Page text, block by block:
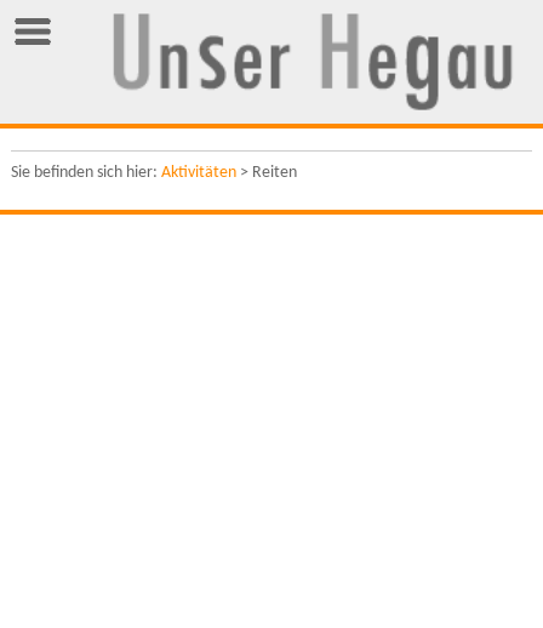
Sie befinden sich hier: Aktivitäten> Reiten